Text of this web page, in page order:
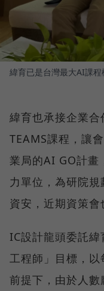
緯育已是台灣最大AI課程
緯育也承接企業
TEAMS課程，讓
業局的AI GO計畫
力單位，為研院
資安，近期資策會
IC設計龍頭委託
工程師」目標，
前提下，由於人